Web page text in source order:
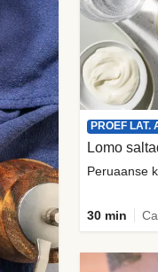
PROEF LAT.
Lomo
30 min